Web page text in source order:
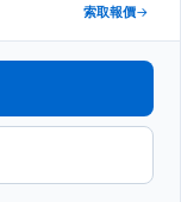
索取報價